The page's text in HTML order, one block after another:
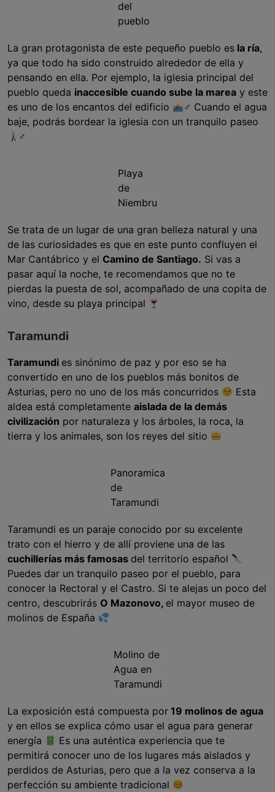
del
pueblo
La gran protagonista de este pequeño pueblo es la ría,
ya que todo ha sido construido alrededor de ella y
pensando en ella. Por ejemplo, la iglesia principal del
pueblo queda inaccesible cuando sube la marea y este
es uno de los encantos del edificio
‍♂ Cuando el agua
baje, podrás bordear la iglesia con un tranquilo paseo
‍♂
Playa
de
Niembru
Se trata de un lugar de una gran belleza natural y una
de las curiosidades es que en este punto confluyen el
Mar Cantábrico y el Camino de Santiago. Si vas a
pasar aquí la noche, te recomendamos que no te
pierdas la puesta de sol, acompañado de una copita de
vino, desde su playa principal
Taramundi
Taramundi es sinónimo de paz y por eso se ha
convertido en uno de los pueblos más bonitos de
Asturias, pero no uno de los más concurridos
Esta
aldea está completamente aislada de la demás
civilización por naturaleza y los árboles, la roca, la
tierra y los animales, son los reyes del sitio
Panoramica
de
Taramundi
Taramundi es un paraje conocido por su excelente
trato con el hierro y de allí proviene una de las
cuchillerías más famosas del territorio español
Puedes dar un tranquilo paseo por el pueblo, para
conocer la Rectoral y el Castro. Si te alejas un poco del
centro, descubrirás O Mazonovo, el mayor museo de
molinos de España
Molino de
Agua en
Taramundi
La exposición está compuesta por 19 molinos de agua
y en ellos se explica cómo usar el agua para generar
energía
Es una auténtica experiencia que te
permitirá conocer uno de los lugares más aislados y
perdidos de Asturias, pero que a la vez conserva a la
perfección su ambiente tradicional